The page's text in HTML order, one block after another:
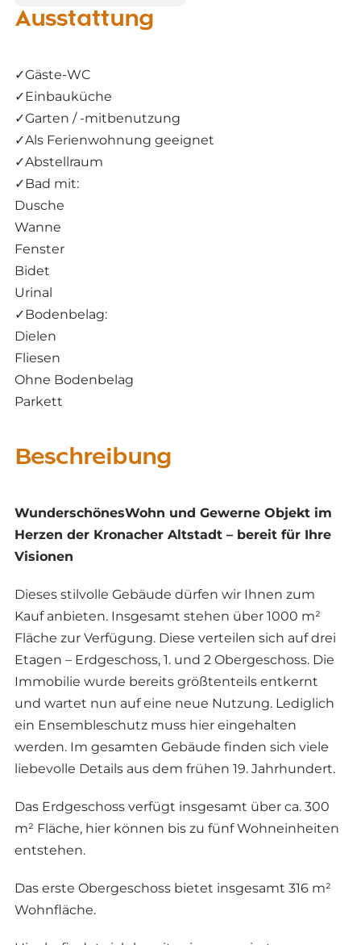
Ausstattung
✓Gäste-WC
✓Einbauküche
✓Garten / -mitbenutzung
✓Als Ferienwohnung geeignet
✓Abstellraum
✓Bad mit:
Dusche
Wanne
Fenster
Bidet
Urinal
✓Bodenbelag:
Dielen
Fliesen
Ohne Bodenbelag
Parkett
Beschreibung
WunderschönesWohn und Gewerne Objekt im
Herzen der Kronacher Altstadt – bereit für Ihre
Visionen
Dieses stilvolle Gebäude dürfen wir Ihnen zum
Kauf anbieten. Insgesamt stehen über 1000 m²
Fläche zur Verfügung. Diese verteilen sich auf drei
Etagen – Erdgeschoss, 1. und 2 Obergeschoss. Die
Immobilie wurde bereits größtenteils entkernt
und wartet nun auf eine neue Nutzung. Lediglich
ein Ensembleschutz muss hier eingehalten
werden. Im gesamten Gebäude finden sich viele
liebevolle Details aus dem frühen 19. Jahrhundert.
Das Erdgeschoss verfügt insgesamt über ca. 300
m² Fläche, hier können bis zu fünf Wohneinheiten
entstehen.
Das erste Obergeschoss bietet insgesamt 316 m²
Wohnfläche.